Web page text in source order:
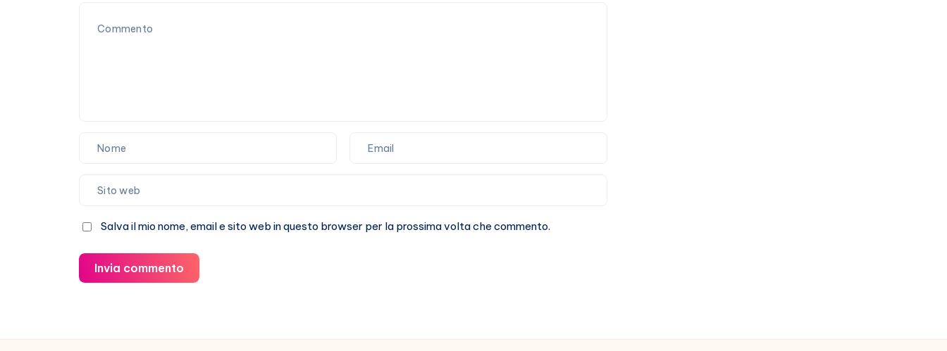
Salva il mio nome, email e sito web in questo browser per la prossima volta che commento.
Invia commento